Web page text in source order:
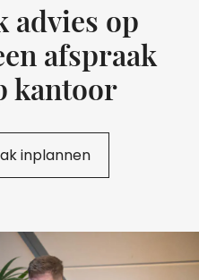
advies op
afspraak
kantoor
inplannen